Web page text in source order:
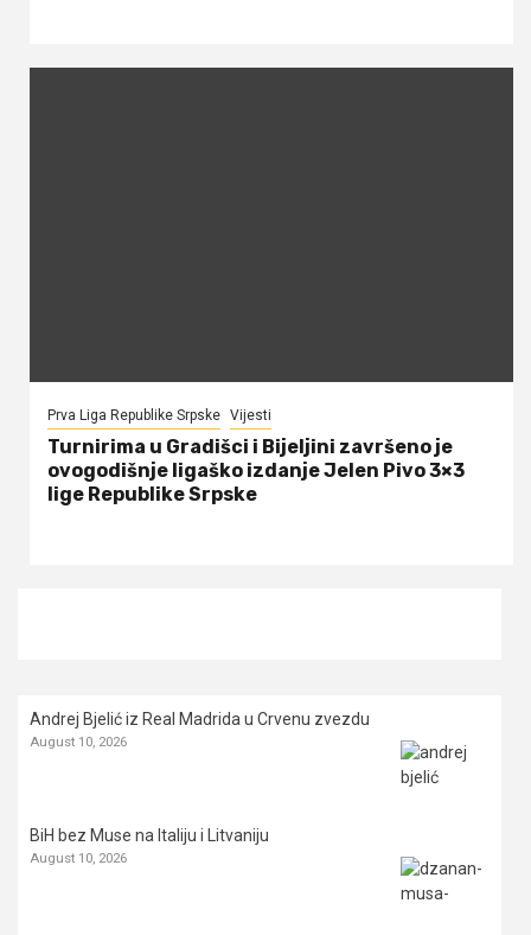
Prva Liga Republike Srpske Vijesti
Turnirima u Gradišci i Bijeljini završeno je
ovogodišnje ligaško izdanje Jelen Pivo 3×3
lige Republike Srpske
Andrej Bjelić iz Real Madrida u Crvenu zvezdu
August 10, 2026
BiH bez Muse na Italiju i Litvaniju
August 10, 2026